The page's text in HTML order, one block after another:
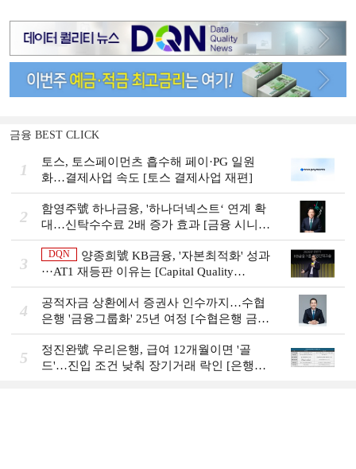
금융 BEST CLICK
1
토스, 토스페이먼츠 흡수해 페이·PG 일원
화…결제사업 속도 [토스 결제사업 재편]
2
함영주號 하나금융, '하나더넥스트‘ 연계 확
대…신탁수수료 2배 증가 효과 [금융 시니어
비즈니스 돋보기]
3
DQN
양종희號 KB금융, '자본최적화' 성과
···AT1 재등판 이유는 [Capital Quality
Review]]
4
공적자금 상환에서 증권사 인수까지…수협
은행 '금융그룹화' 25년 여정 [수협은행 금융
그룹의 꿈①]
5
정진완號 우리은행, 급여 12개월이면 '골
드'…진입 조건 낮춰 장기거래 락인 [은행권